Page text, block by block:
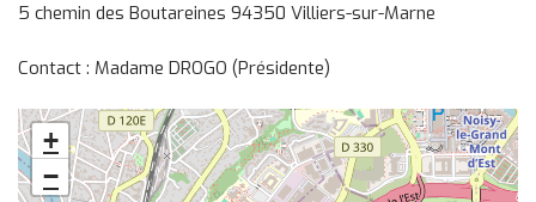
5 chemin des Boutareines 94350 Villiers-sur-Marne
Contact : Madame DROGO (Présidente)
+
−